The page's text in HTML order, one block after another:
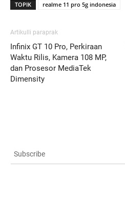
TOPIK realme 11 pro 5g indonesia
Artikulli paraprak
Infinix GT 10 Pro, Perkiraan
Waktu Rilis, Kamera 108 MP,
dan Prosesor MediaTek
Dimensity
Subscribe